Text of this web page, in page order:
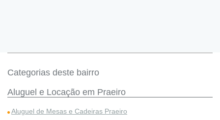
Categorias deste bairro
Aluguel e Locação em Praeiro
Aluguel de Mesas e Cadeiras Praeiro